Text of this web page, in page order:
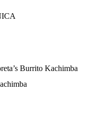
Burrito Kachimba